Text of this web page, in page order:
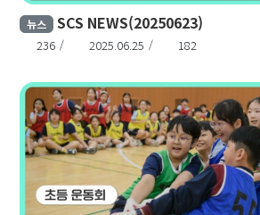
뉴스 SCS NEWS(20250623)
236 2025.06.25 182